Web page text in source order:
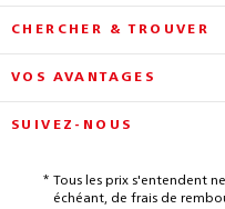
CHERCHER & TROUVER
VOS AVANTAGES
SUIVEZ-NOUS
* Tous les prix s'entendent
échéant, de frais de